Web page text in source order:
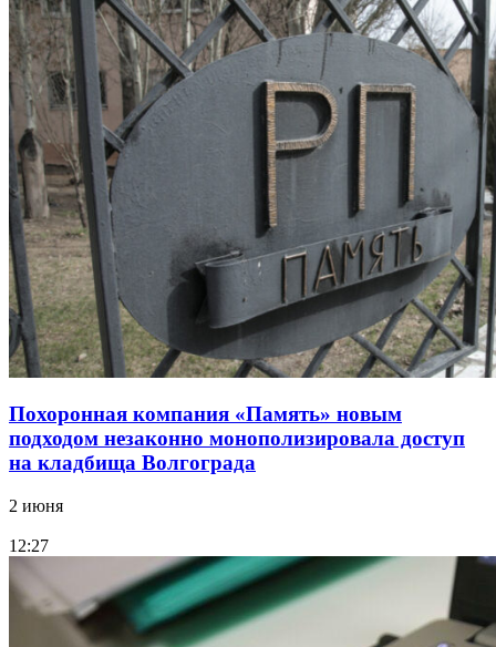
Похоронная компания «Память» новым
подходом незаконно монополизировала доступ
на кладбища Волгограда
2 июня
12:27